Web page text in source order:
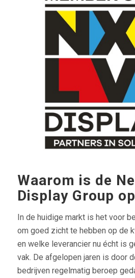
Waarom is de
Display Group
In de huidige markt is het voor
om goed zicht te hebben op de
en welke leverancier nu écht is
vak. De afgelopen jaren is door
bedrijven regelmatig beroep